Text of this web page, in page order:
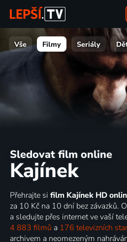
Vše Filmy Seriály
Sledovat film online
Kajínek
Přehrajte si film Kajínek HD
za 10 Kč na 10 dní bez závazků.
a sledujte přes internet ve vaší
4 883 filmů a 176 televizních
archivem a neomezeným